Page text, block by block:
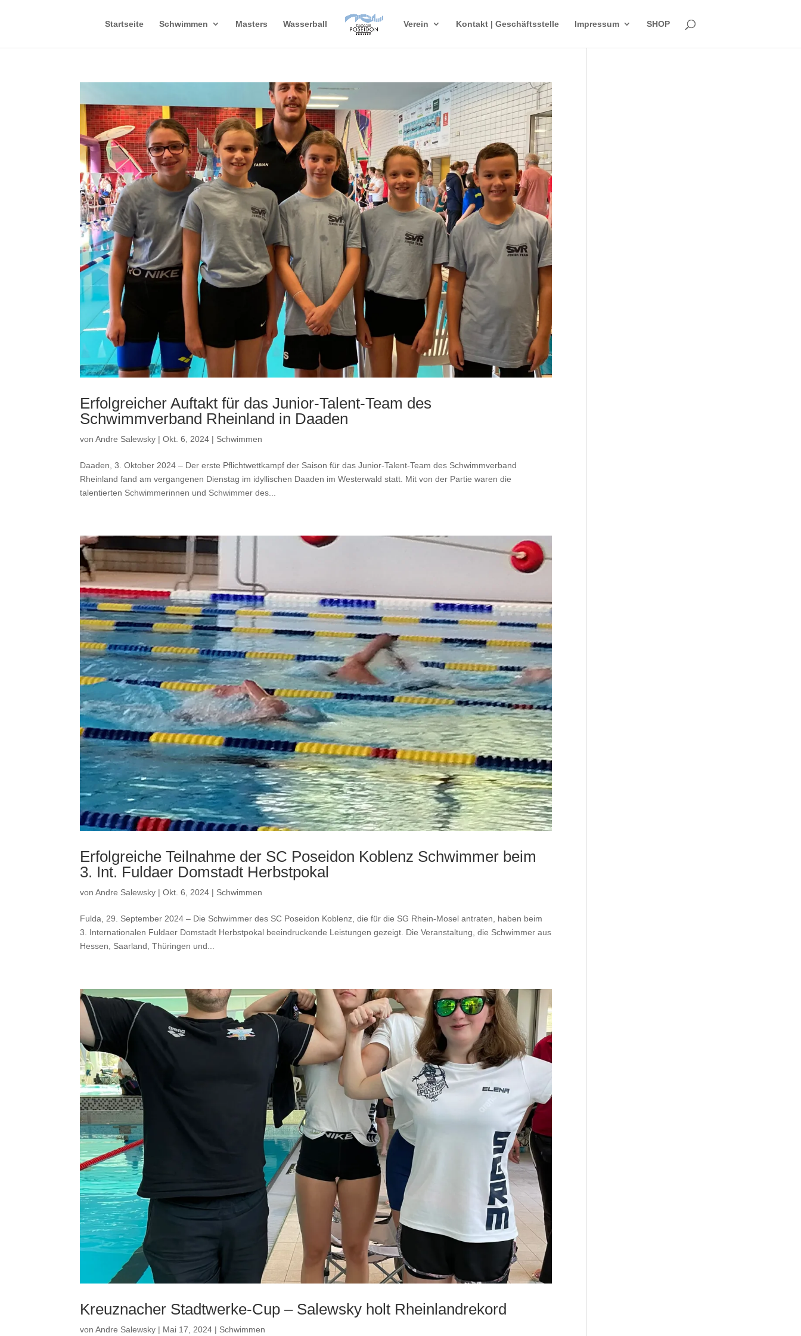
Startseite Schwimmen Masters Wasserball Verein Kontakt | Geschäftsstelle Impressum SHOP
Erfolgreicher Auftakt für das Junior-Talent-Team des
Schwimmverband Rheinland in Daaden
vonAndre Salewsky |Okt. 6, 2024 | Schwimmen
Daaden, 3. Oktober 2024 – Der erste Pflichtwettkampf der Saison für das Junior-Talent-Team des Schwimmverband
Rheinland fand am vergangenen Dienstag im idyllischen Daaden im Westerwald statt. Mit von der Partie waren die
talentierten Schwimmerinnen und Schwimmer des...
Erfolgreiche Teilnahme der SC Poseidon Koblenz Schwimmer beim
3. Int. Fuldaer Domstadt Herbstpokal
vonAndre Salewsky |Okt. 6, 2024 | Schwimmen
Fulda, 29. September 2024 – Die Schwimmer des SC Poseidon Koblenz, die für die SG Rhein-Mosel antraten, haben beim
3. Internationalen Fuldaer Domstadt Herbstpokal beeindruckende Leistungen gezeigt. Die Veranstaltung, die Schwimmer aus
Hessen, Saarland, Thüringen und...
Kreuznacher Stadtwerke-Cup – Salewsky holt Rheinlandrekord
vonAndre Salewsky | Mai 17, 2024 | Schwimmen